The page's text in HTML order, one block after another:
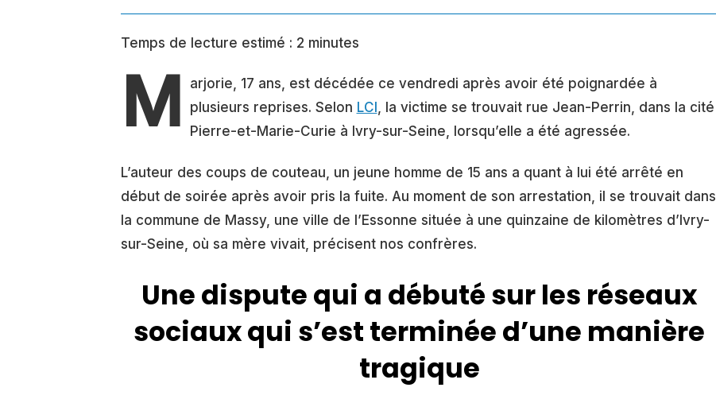
Temps de lecture estimé : 2 minutes
M
arjorie, 17 ans, est décédée ce vendredi après avoir été poignardée à
plusieurs reprises. Selon LCI , la victime se trouvait rue Jean-Perrin, dans la cité
Pierre-et-Marie-Curie à Ivry-sur-Seine, lorsqu’elle a été agressée.
L’auteur des coups de couteau, un jeune homme de 15 ans a quant à lui été arrêté en
début de soirée après avoir pris la fuite. Au moment de son arrestation, il se trouvait dans
la commune de Massy, une ville de l’Essonne située à une quinzaine de kilomètres d’Ivry-
sur-Seine, où sa mère vivait, précisent nos confrères.
Une dispute qui a débuté sur les réseaux
sociaux qui s’est terminée d’une manière
tragique